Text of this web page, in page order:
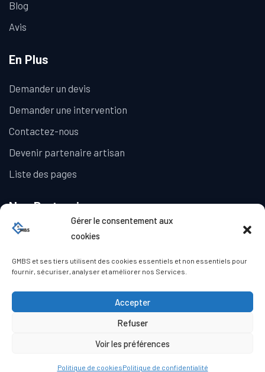
Gérer le consentement aux
cookies
GMBS et ses tiers utilisent des cookies essentiels et non essentiels pour
fournir, sécuriser, analyser et améliorer nos Services.
Accepter
Refuser
Voir les préférences
Politique de cookiesPolitique de confidentialité
Blog
Avis
En Plus
Demander un devis
Demander une intervention
Contactez-nous
Devenir partenaire artisan
Liste des pages
Nos Partenaires
La Galerie Immobilière
© Copyright GMBS 2023. Tous droits réservés.
Politique de confidentialité